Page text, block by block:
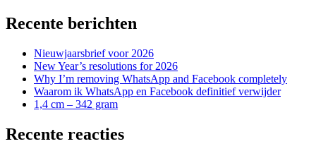
Recente berichten
Nieuwjaarsbrief voor 2026
New Year’s resolutions for 2026
Why I’m removing WhatsApp and Facebook completely
Waarom ik WhatsApp en Facebook definitief verwijder
1,4 cm – 342 gram
Recente reacties